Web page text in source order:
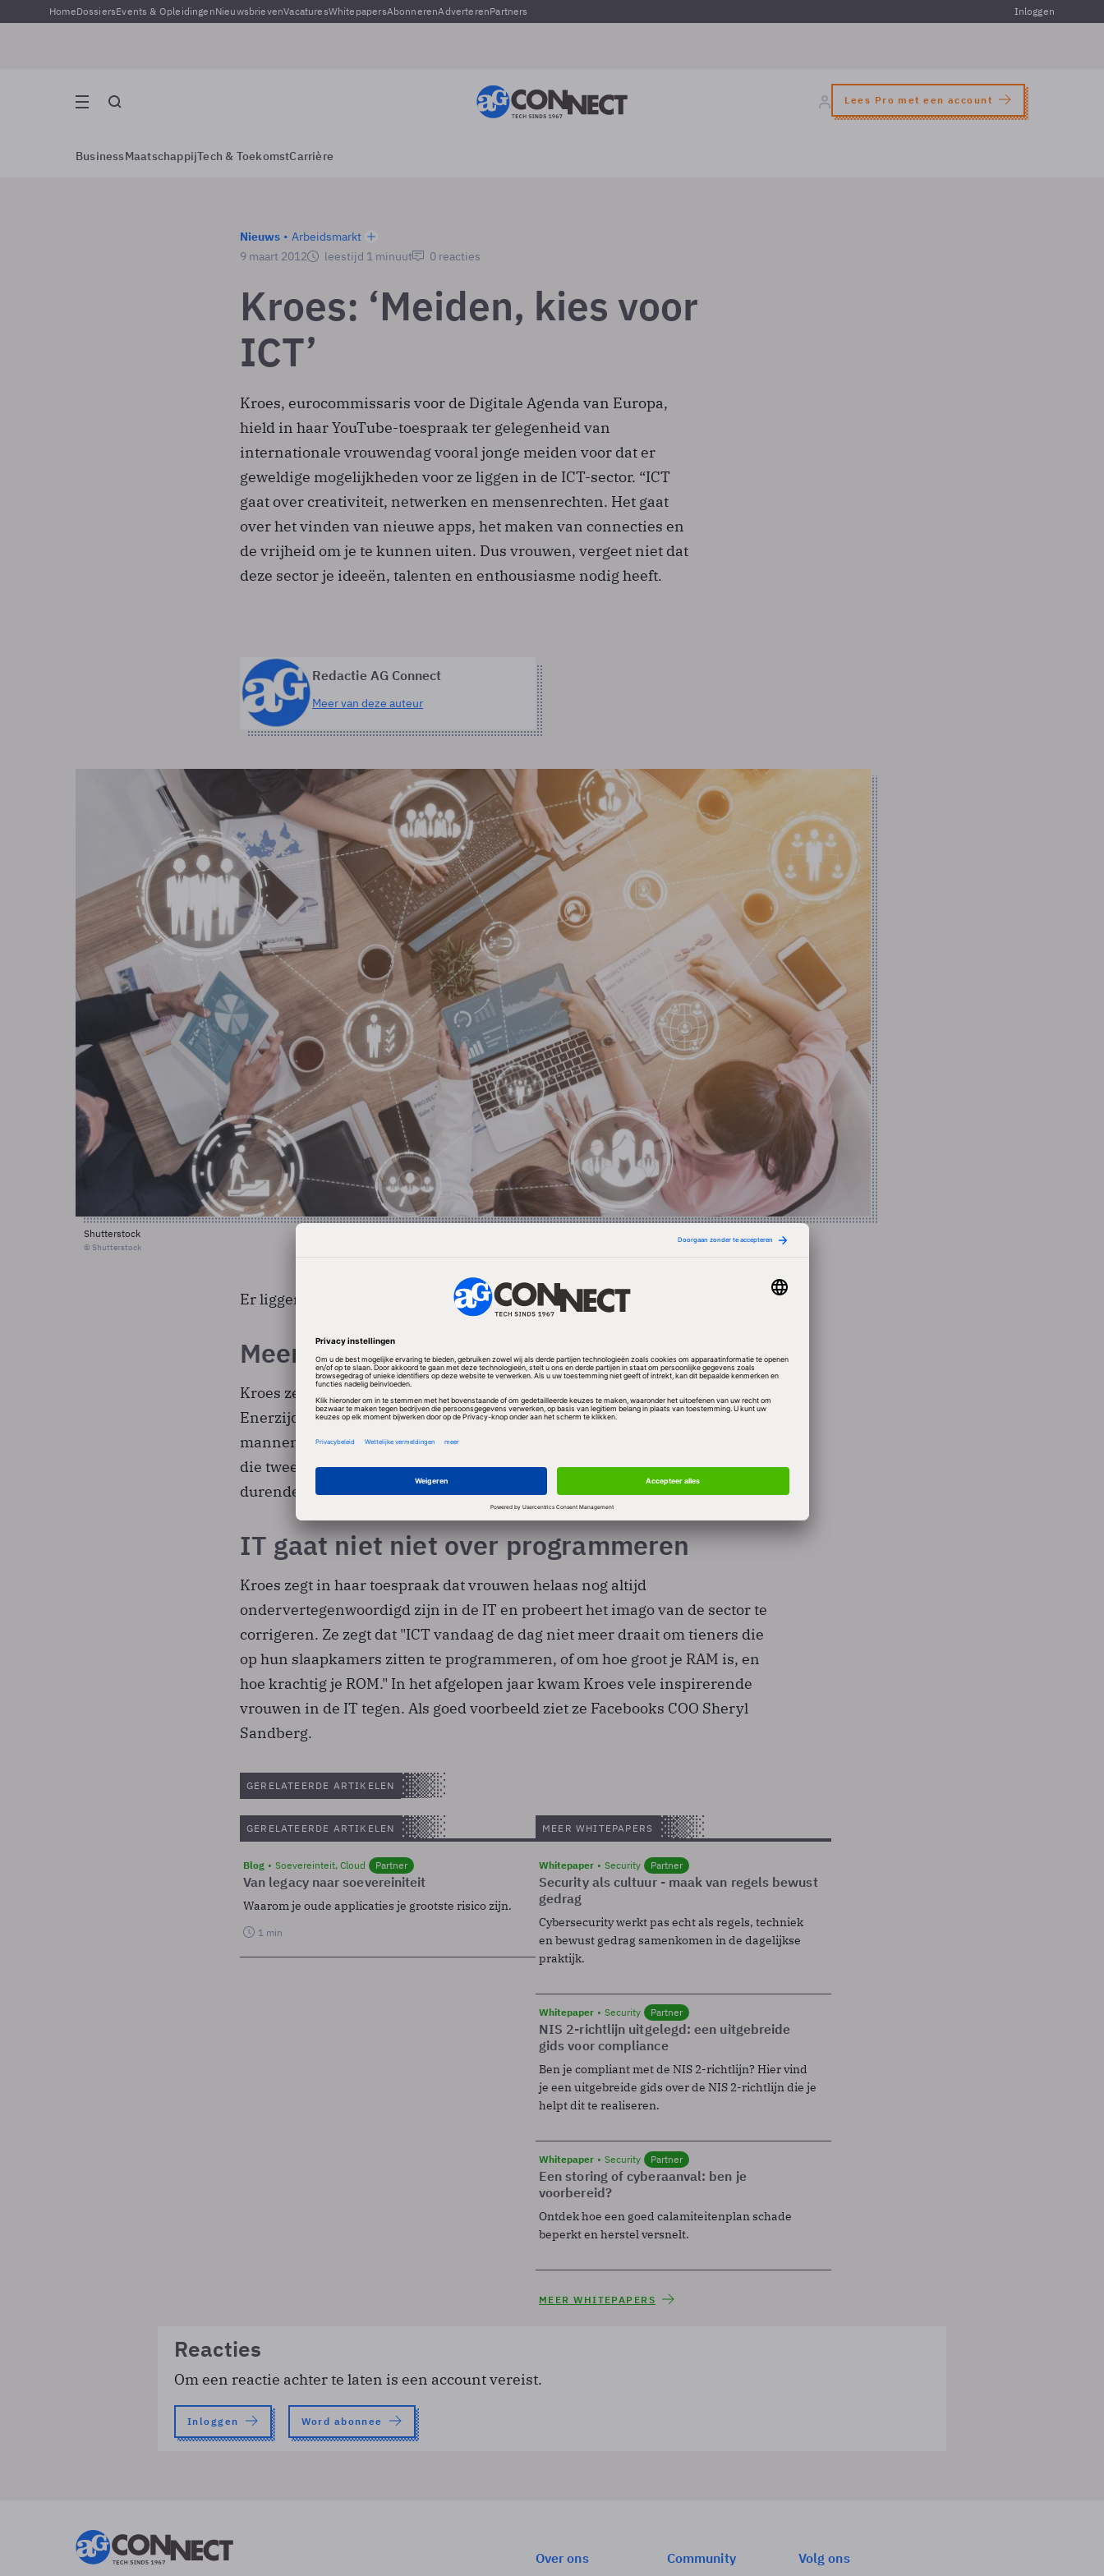
HomeDossiersEvents & OpleidingenNieuwsbrievenVacaturesWhitepapersAbonnerenAdverterenPartners Inloggen
Lees Pro met een account
BusinessMaatschappijTech & ToekomstCarrière
Nieuws
Arbeidsmarkt
9 maart 2012
leestijd 1 minuut 0 reacties
Kroes: ‘Meiden, kies voor
ICT’
Kroes, eurocommissaris voor de Digitale Agenda van Europa,
hield in haar YouTube-toespraak ter gelegenheid van
internationale vrouwendag vooral jonge meiden voor dat er
geweldige mogelijkheden voor ze liggen in de ICT-sector. “ICT
gaat over creativiteit, netwerken en mensenrechten. Het gaat
over het vinden van nieuwe apps, het maken van connecties en
de vrijheid om je te kunnen uiten. Dus vrouwen, vergeet niet dat
deze sector je ideeën, talenten en enthousiasme nodig heeft.
Redactie AG Connect
Meer van deze auteur
Shutterstock
© Shutterstock
Er liggen kansen voor het oprapen. Wees moedig en grijp ze.”
Meer vrouwen nodig
Kroes zei ook twee ontwikkelingen te zien in de afgelopen twintig jaar.
Enerzijds de opkomst van de gelijkheid van vrouwen ten opzichte van
mannen, en anderzijds de opkomst van nieuwe informatietechnologie. “Waar
die twee trends elkaar treffen, wordt het boeiend, zei Kroes in haar 2 minuten
durende videoboodschap.
IT gaat niet niet over programmeren
Kroes zegt in haar toespraak dat vrouwen helaas nog altijd
ondervertegenwoordigd zijn in de IT en probeert het imago van de sector te
corrigeren. Ze zegt dat "ICT vandaag de dag niet meer draait om tieners die
op hun slaapkamers zitten te programmeren, of om hoe groot je RAM is, en
hoe krachtig je ROM." In het afgelopen jaar kwam Kroes vele inspirerende
vrouwen in de IT tegen. Als goed voorbeeld ziet ze Facebooks COO Sheryl
Sandberg.
GERELATEERDE ARTIKELEN
GERELATEERDE ARTIKELEN
Blog Soevereinteit, Cloud Partner
Van legacy naar soevereiniteit
Waarom je oude applicaties je grootste risico zijn.
1 min
MEER WHITEPAPERS
Whitepaper Security Partner
Security als cultuur - maak van regels bewust
gedrag
Cybersecurity werkt pas echt als regels, techniek
en bewust gedrag samenkomen in de dagelijkse
praktijk.
Whitepaper Security Partner
NIS 2-richtlijn uitgelegd: een uitgebreide
gids voor compliance
Ben je compliant met de NIS 2-richtlijn? Hier vind
je een uitgebreide gids over de NIS 2-richtlijn die je
helpt dit te realiseren.
Whitepaper Security Partner
Een storing of cyberaanval: ben je
voorbereid?
Ontdek hoe een goed calamiteitenplan schade
beperkt en herstel versnelt.
MEER WHITEPAPERS
Reacties
Om een reactie achter te laten is een account vereist.
Inloggen Word abonnee
Over ons Community Volg ons